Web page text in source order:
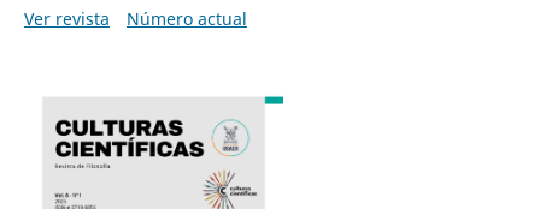
Ver revista
Número actual